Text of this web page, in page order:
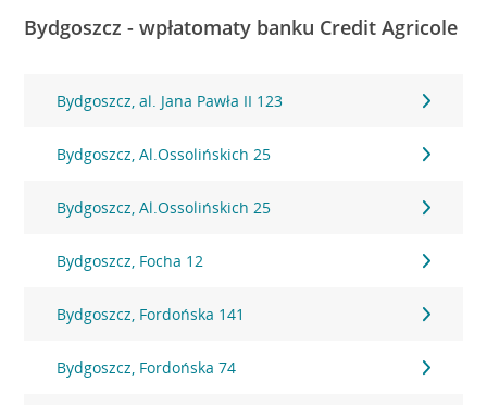
Bydgoszcz - wpłatomaty banku Credit Agricole
Bydgoszcz, al. Jana Pawła II 123
Bydgoszcz, Al.Ossolińskich 25
Bydgoszcz, Al.Ossolińskich 25
Bydgoszcz, Focha 12
Bydgoszcz, Fordońska 141
Bydgoszcz, Fordońska 74